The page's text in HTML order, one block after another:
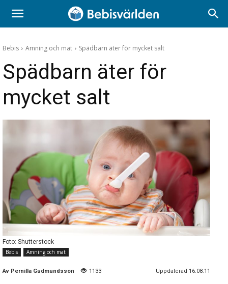
Bebis Amning och mat Spädbarn äter för mycket salt
Spädbarn äter för
mycket salt
Foto: Shutterstock
Bebis
Amning och mat
Av Pernilla Gudmundsson 1133 Uppdaterad 16.08.11